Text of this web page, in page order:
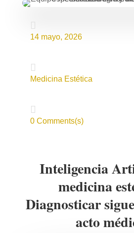

14 mayo, 2026

Medicina Estética

0 Comments(s)
Inteligencia
medicina
Diagnosticar
acto